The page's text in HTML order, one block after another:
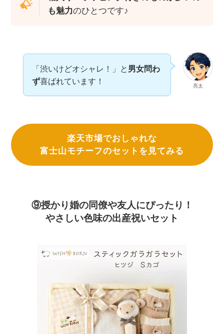
も魅力のひとつです♪
亮太
「渋いけどオシャレ！」と 男女問わ
ず喜ばれています！
楽天市場でおしゃれな
富士山モチーフのセットを見てみる
⑨授かり婚の同僚や友人にぴったり！
やさしい色味の出産祝いセット